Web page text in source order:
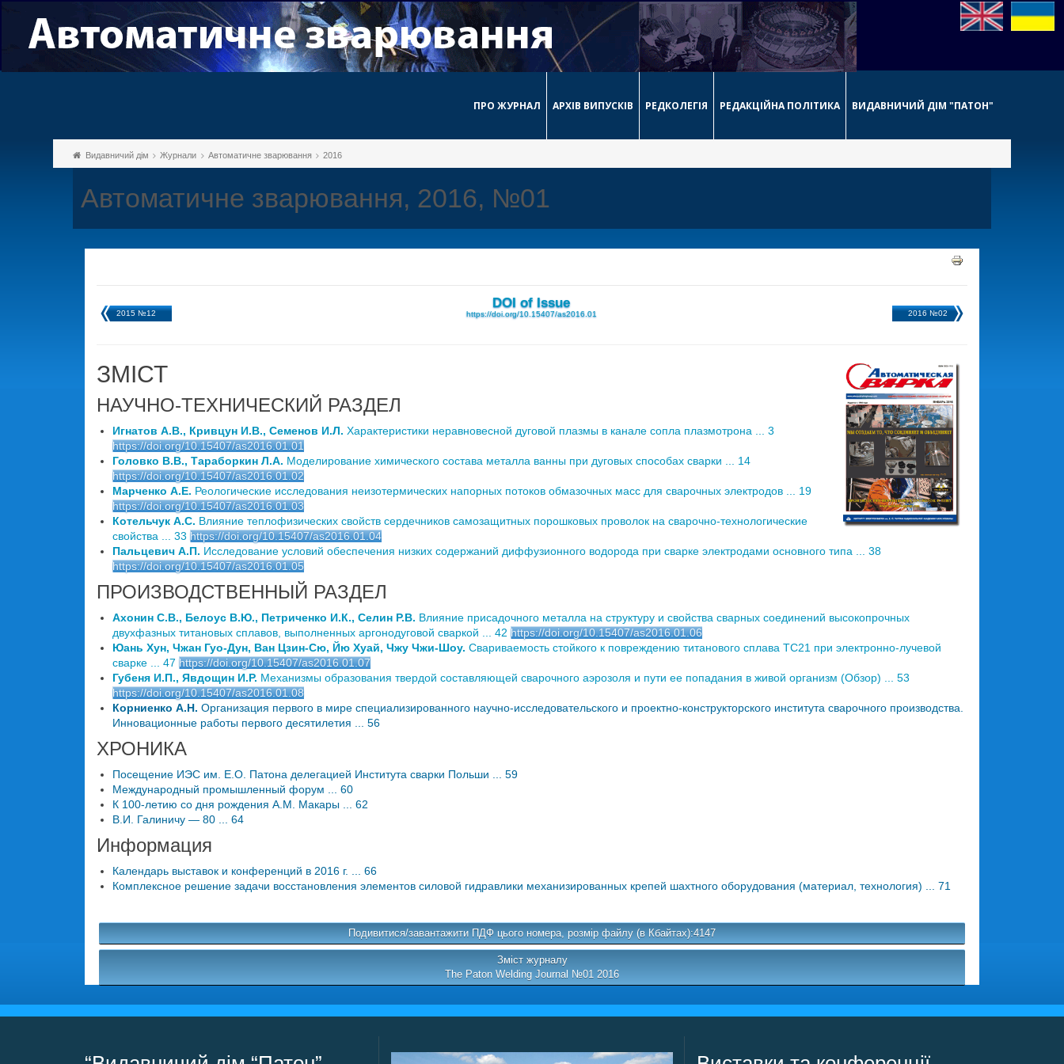
ПРО ЖУРНАЛ АРХІВ ВИПУСКІВ РЕДКОЛЕГІЯ РЕДАКЦІЙНА ПОЛІТИКА ВИДАВНИЧИЙ ДІМ "ПАТОН"
Видавничий дім Журнали Автоматичне зварювання 2016
Автоматичне зварювання, 2016, №01
2015 №12
DOI of Issue
https://doi.org/10.15407/as2016.01 2016 №02
ЗМІСТ
НАУЧНО-ТЕХНИЧЕСКИЙ РАЗДЕЛ
Игнатов А.В., Кривцун И.В., Семенов И.Л. Характеристики неравновесной дуговой плазмы в канале сопла плазмотрона ... 3
https://doi.org/10.15407/as2016.01.01
Головко В.В., Тараборкин Л.А. Моделирование химического состава металла ванны при дуговых способах сварки ... 14
https://doi.org/10.15407/as2016.01.02
Марченко А.Е. Реологические исследования неизотермических напорных потоков обмазочных масс для сварочных электродов ... 19
https://doi.org/10.15407/as2016.01.03
Котельчук А.С. Влияние теплофизических свойств сердечников самозащитных порошковых проволок на сварочно-технологические
свойства ... 33 https://doi.org/10.15407/as2016.01.04
Пальцевич А.П. Исследование условий обеспечения низких содержаний диффузионного водорода при сварке электродами основного типа ... 38
https://doi.org/10.15407/as2016.01.05
ПРОИЗВОДСТВЕННЫЙ РАЗДЕЛ
Ахонин С.В., Белоус В.Ю., Петриченко И.К., Селин Р.В. Влияние присадочного металла на структуру и свойства сварных соединений высокопрочных
двухфазных титановых сплавов, выполненных аргонодуговой сваркой ... 42 https://doi.org/10.15407/as2016.01.06
Юань Хун, Чжан Гуо-Дун, Ван Цзин-Сю, Йю Хуай, Чжу Чжи-Шоу. Свариваемость стойкого к повреждению титанового сплава ТС21 при электронно-лучевой
сварке ... 47 https://doi.org/10.15407/as2016.01.07
Губеня И.П., Явдощин И.Р. Механизмы образования твердой составляющей сварочного аэрозоля и пути ее попадания в живой организм (Обзор) ... 53
https://doi.org/10.15407/as2016.01.08
Корниенко А.Н. Организация первого в мире специализированного научно-исследовательского и проектно-конструкторского института сварочного производства.
Инновационные работы первого десятилетия ... 56
ХРОНИКА
Посещение ИЭС им. Е.О. Патона делегацией Института сварки Польши ... 59
Международный промышленный форум ... 60
К 100-летию со дня рождения А.М. Макары ... 62
В.И. Галиничу — 80 ... 64
Информация
Календарь выставок и конференций в 2016 г. ... 66
Комплексное решение задачи восстановления элементов силовой гидравлики механизированных крепей шахтного оборудования (материал, технология) ... 71
Подивитися/завантажити ПДФ цього номера, розмір файлу (в Кбайтах):4147
Зміст журналу
The Paton Welding Journal №01 2016